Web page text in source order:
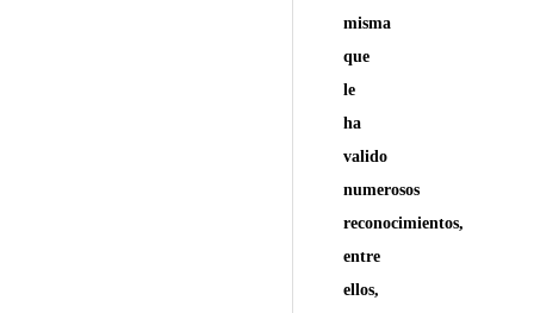
misma
que
le
ha
valido
numerosos
reconocimientos,
entre
ellos,